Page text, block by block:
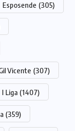
Esposende (305)
Vicente (307)
I Liga (1407)
(359)